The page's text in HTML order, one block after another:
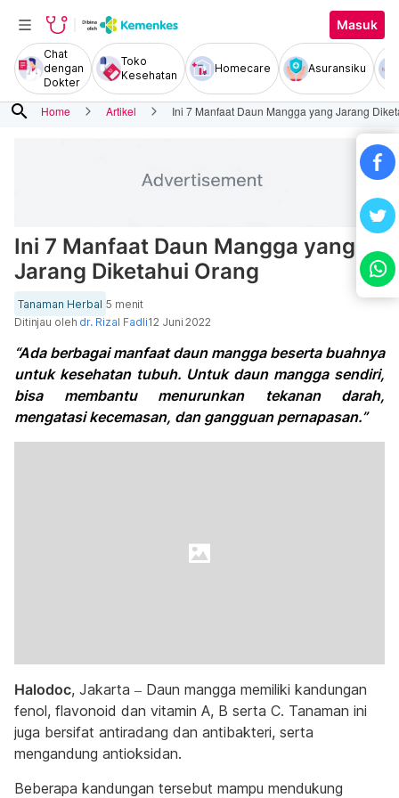
Masuk
Chat
dengan
Dokter
Toko
Kesehatan
Homecare Asuransiku
search Home Artikel Ini 7 Manfaat Daun Mangga yang Jarang
Ini 7 Manfaat Daun Mangga yang
Jarang Diketahui Orang
Tanaman Herbal 5 menit
Ditinjau oleh dr. Rizal Fadli12 Juni 2022
“Ada berbagai manfaat daun mangga beserta buahnya
untuk kesehatan tubuh. Untuk daun mangga sendiri,
bisa membantu menurunkan tekanan darah,
mengatasi kecemasan, dan gangguan pernapasan.”
Halodoc, Jakarta – Daun mangga memiliki kandungan
fenol, flavonoid dan vitamin A, B serta C. Tanaman ini
juga bersifat antiradang dan antibakteri, serta
mengandung antioksidan.
Beberapa kandungan tersebut mampu mendukung